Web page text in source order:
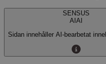
SENSUS
AIAI
Sidan innehåller AI-bearbetat